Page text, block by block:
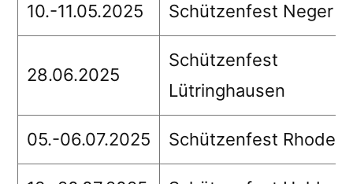
10.-11.05.2025 Schützenfest Neger
28.06.2025
Schützenfest
Lütringhausen
05.-06.07.2025 Schützenfest Rhode